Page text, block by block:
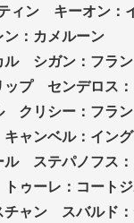
ン キーオン：
：カメルーン
シガン：フラン
プ センデロス：
クリシー：フラン
ャンベル：イング
ステパノフス：
ゥーレ：コートジ
ャン スバルド：